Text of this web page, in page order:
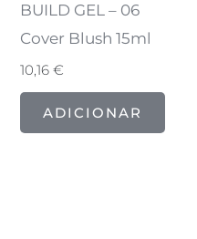
BUILD GEL – 06
Cover Blush 15ml
10,16€
ADICIONAR